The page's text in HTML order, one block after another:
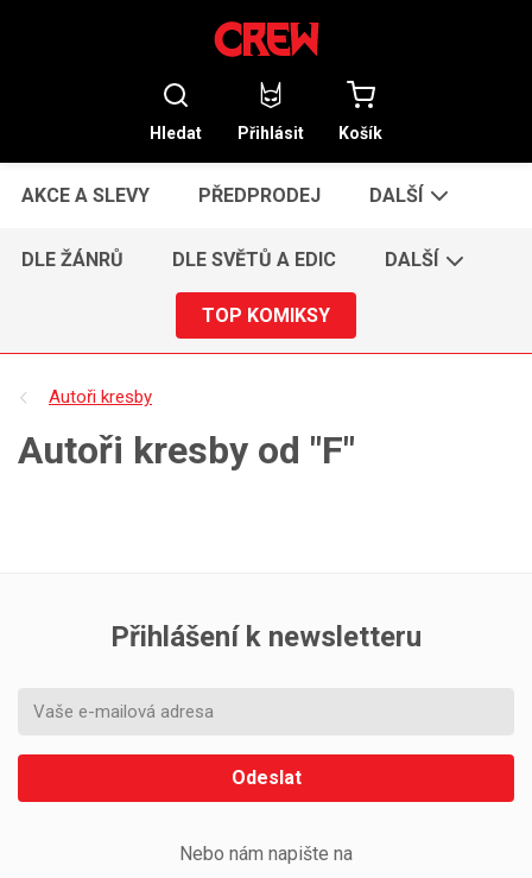
Hledat Přihlásit Košík
AKCE A SLEVY PŘEDPRODEJ DALŠÍ
DLE ŽÁNRŮ DLE SVĚTŮ A EDIC DALŠÍ
TOP KOMIKSY
Autoři kresby
Autoři kresby od "F"
Přihlášení k newsletteru
Odeslat
Nebo nám napište na